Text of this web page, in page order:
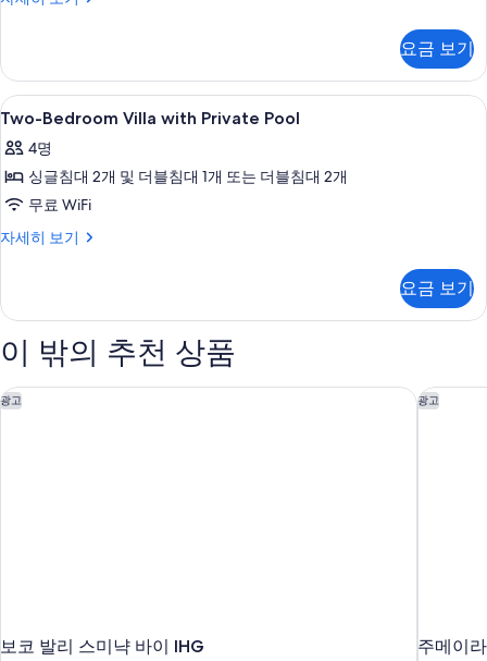
모
두
보
기
Private
Pool
자
히
보
요금 보기
Two-
Bedroom
Villa
with
Private
Pool
모
두
기
2
Two-Bedroom Villa with Private Pool
4명
싱글침대 2개 및 더블침대 1개 또는 더블침대 2개
무료 WiFi
자세히 보기
Two-
Private
자
히
보
요금 보기
이 밖의 추천 상품
광고
보코 발리 스미냑 바이 IHG
보코 발리 스미냑 바이 IHG 광고
주메이
주메이